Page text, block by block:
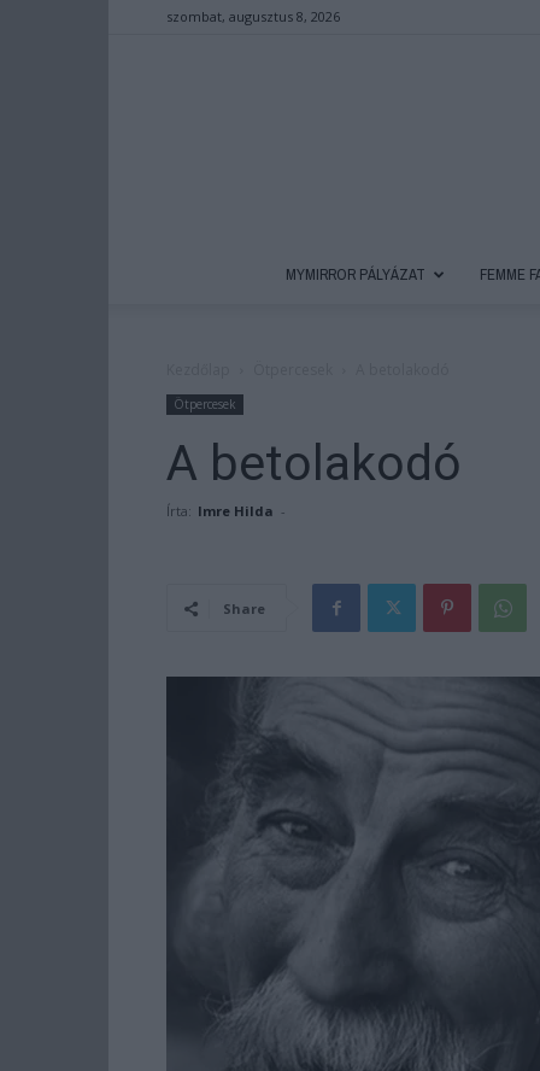
szombat, augusztus 8, 2026
MYMIRROR PÁLYÁZAT FEMME
Ötpercesek
A betolakodó
Írta: Imre Hilda -
Share